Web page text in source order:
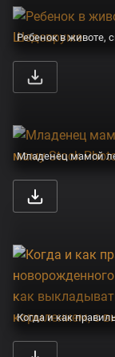
Ребенок в животе,